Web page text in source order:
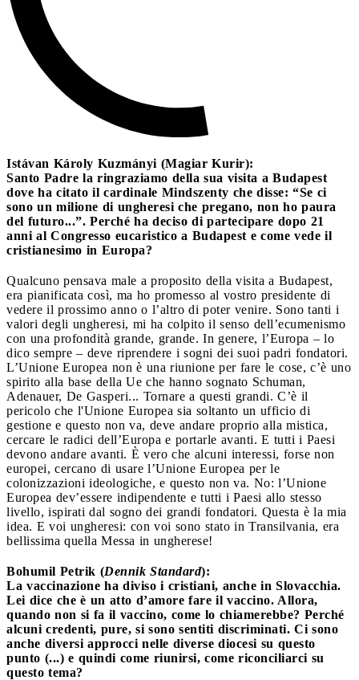
Istávan Károly Kuzmányi (Magiar Kurir):
Santo Padre la ringraziamo della sua visita a Budapest
dove ha citato il cardinale Mindszenty che disse: “Se ci
sono un milione di ungheresi che pregano, non ho paura
del futuro...”. Perché ha deciso di partecipare dopo 21
anni al Congresso eucaristico a Budapest e come vede il
cristianesimo in Europa?
Qualcuno pensava male a proposito della visita a Budapest,
era pianificata così, ma ho promesso al vostro presidente di
vedere il prossimo anno o l’altro di poter venire. Sono tanti i
valori degli ungheresi, mi ha colpito il senso dell’ecumenismo
con una profondità grande, grande. In genere, l’Europa – lo
dico sempre – deve riprendere i sogni dei suoi padri fondatori.
L’Unione Europea non è una riunione per fare le cose, c’è uno
spirito alla base della Ue che hanno sognato Schuman,
Adenauer, De Gasperi... Tornare a questi grandi. C’è il
pericolo che l'Unione Europea sia soltanto un ufficio di
gestione e questo non va, deve andare proprio alla mistica,
cercare le radici dell’Europa e portarle avanti. E tutti i Paesi
devono andare avanti. È vero che alcuni interessi, forse non
europei, cercano di usare l’Unione Europea per le
colonizzazioni ideologiche, e questo non va. No: l’Unione
Europea dev’essere indipendente e tutti i Paesi allo stesso
livello, ispirati dal sogno dei grandi fondatori. Questa è la mia
idea. E voi ungheresi: con voi sono stato in Transilvania, era
bellissima quella Messa in ungherese!
Bohumil Petrik (Dennik Standard):
La vaccinazione ha diviso i cristiani, anche in Slovacchia.
Lei dice che è un atto d’amore fare il vaccino. Allora,
quando non si fa il vaccino, come lo chiamerebbe? Perché
alcuni credenti, pure, si sono sentiti discriminati. Ci sono
anche diversi approcci nelle diverse diocesi su questo
punto (...) e quindi come riunirsi, come riconciliarci su
questo tema?